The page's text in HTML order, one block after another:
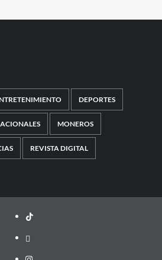
DEPORTES
MONEROS
REVISTA DIGITAL
TikTok
threads
Instagram